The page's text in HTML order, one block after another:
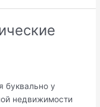
буквально у
недвижимости